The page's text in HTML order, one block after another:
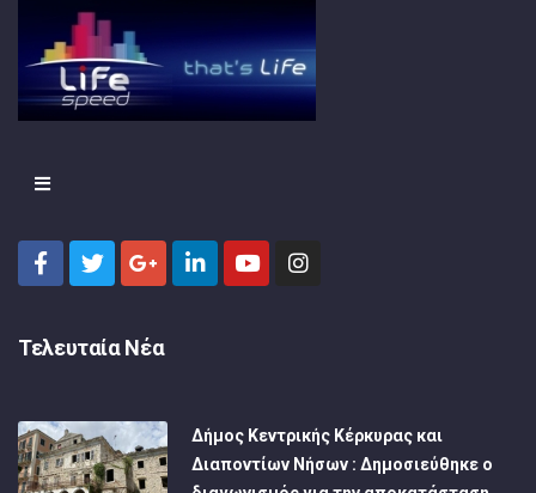
Τελευταία Νέα
Δήμος Κεντρικής Κέρκυρας και
Διαποντίων Νήσων : Δημοσιεύθηκε ο